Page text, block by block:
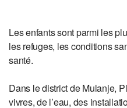
Les enfants sont parmi les
les refuges, les conditions
santé.
Dans le district de Mulanje,
vivres, de l’eau, des